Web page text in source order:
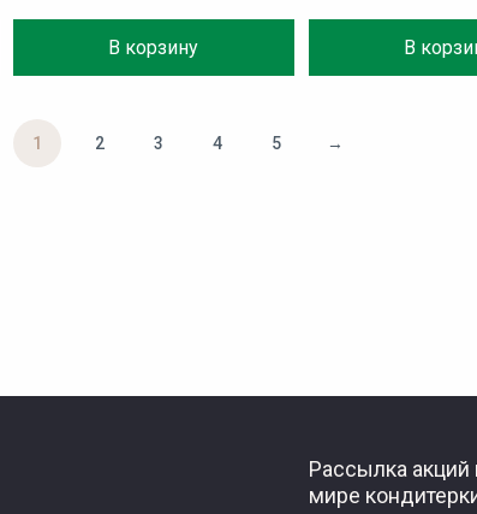
В корзину В
1 2 3 4 5 →
Рассылка акций
мире